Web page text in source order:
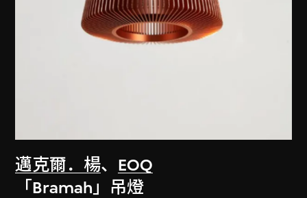
邁克爾．楊、 EOQ
「Bramah」吊燈